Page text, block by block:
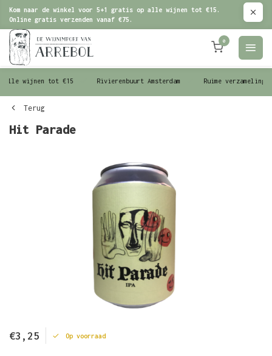
Kom naar de winkel voor 5+1 gratis op alle wijnen tot €15.
Online gratis verzenden vanaf €75.
0
wijnen tot €15 Rivierenbuurt Amsterdam Ruime verzameling
Terug
Hit Parade
€3,25 Op voorraad